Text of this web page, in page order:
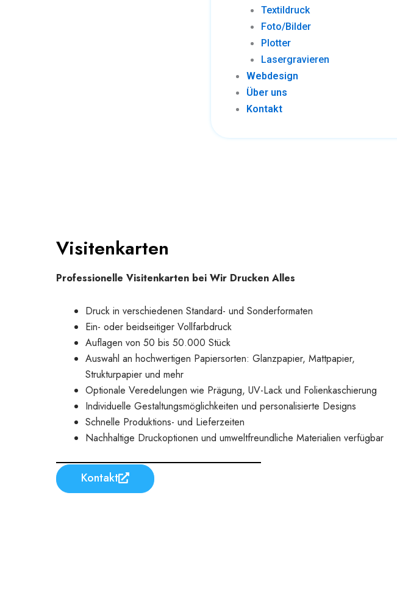
Textildruck
Foto/Bilder
Plotter
Lasergravieren
Webdesign
Über uns
Kontakt
Visitenkarten
Professionelle Visitenkarten bei Wir Drucken Alles
Druck in verschiedenen Standard- und Sonderformaten
Ein- oder beidseitiger Vollfarbdruck
Auflagen von 50 bis 50.000 Stück
Auswahl an hochwertigen Papiersorten: Glanzpapier, Mattpapier,
Strukturpapier und mehr
Optionale Veredelungen wie Prägung, UV-Lack und Folienkaschierung
Individuelle Gestaltungsmöglichkeiten und personalisierte Designs
Schnelle Produktions- und Lieferzeiten
Nachhaltige Druckoptionen und umweltfreundliche Materialien verfügbar
Kontakt